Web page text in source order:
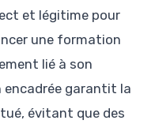
et légitime pour
une formation
lié à son
garantit la
évitant que des